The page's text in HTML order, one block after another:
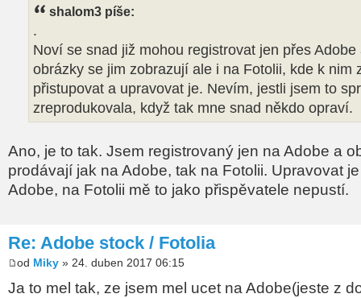
shalom3 píše:
.
Noví se snad již mohou registrovat jen přes Adobe
obrázky se jim zobrazují ale i na Fotolii, kde k nim
přistupovat a upravovat je. Nevím, jestli jsem to
zreprodukovala, když tak mne snad někdo opraví.
Ano, je to tak. Jsem registrovaný jen na Adobe a
prodávají jak na Adobe, tak na Fotolii. Upravovat
Adobe, na Fotolii mě to jako přispěvatele nepustí.
Re: Adobe stock / Fotolia
od Miky » 24. duben 2017 06:15
Ja to mel tak, ze jsem mel ucet na Adobe(jeste z